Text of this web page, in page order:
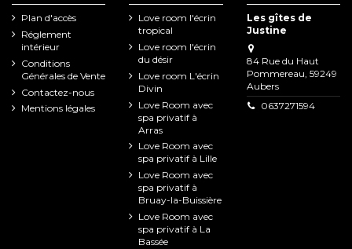
Plan d'accès
Réglement
intérieur
Conditions
Générales de Vente
Contactez-nous
Mentions légales
Love room l'écrin
tropical
Love room l'écrin
du désir
Love room L'écrin
Divin
Love Room avec
spa privatif à
Arras
Love Room avec
spa privatif à Lille
Love Room avec
spa privatif à
Bruay-la-Buissière
Love Room avec
spa privatif à La
Bassée
Les gîtes de
Justine
84 Rue du Haut
Pommereau, 59249
Aubers
0637271594